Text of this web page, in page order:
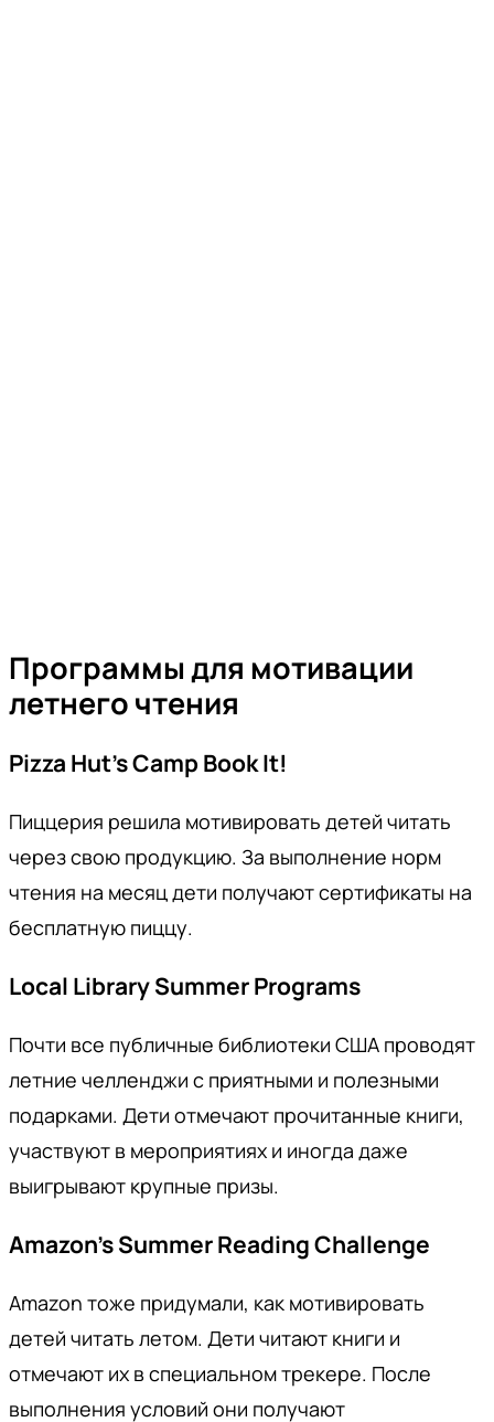
Программы для мотивации
летнего чтения
Pizza Hut’s Camp Book It!
Пиццерия решила мотивировать детей читать
через свою продукцию. За выполнение норм
чтения на месяц дети получают сертификаты на
бесплатную пиццу.
Local Library Summer Programs
Почти все публичные библиотеки США проводят
летние челленджи с приятными и полезными
подарками. Дети отмечают прочитанные книги,
участвуют в мероприятиях и иногда даже
выигрывают крупные призы.
Amazon’s Summer Reading Challenge
Amazon тоже придумали, как мотивировать
детей читать летом. Дети читают книги и
отмечают их в специальном трекере. После
выполнения условий они получают